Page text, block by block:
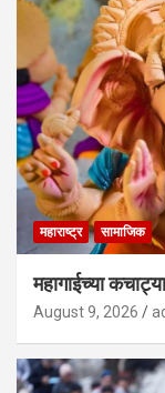
महाराष्ट्र सामाजिक
महागाईच्या
August 9, 2026